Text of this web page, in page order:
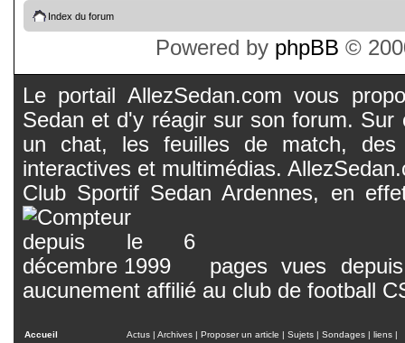
Index du forum
Powered by phpBB ©
Le portail AllezSedan.com vous
Sedan et d'y réagir sur son forum.
un chat, les feuilles de match, des
interactives et multimédias.
Club Sportif Sedan Ardennes, en
pages vues
aucunement affilié au club de football
Accueil Actus | Archives | Proposer un article | Sujets | Sondages | liens |